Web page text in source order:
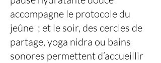
accompagne le protocole du
jeûne ; et le soir, des cercles de
partage, yoga nidra ou bains
sonores permettent d’accueillir